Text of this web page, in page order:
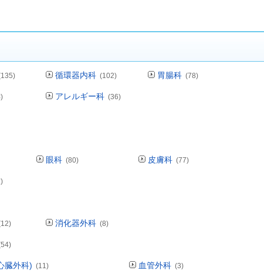
循環器内科 (102) 胃腸科 (78)
アレルギー科 (36)
眼科 (80) 皮膚科 (77)
消化器外科 (8)
臓外科) (11) 血管外科 (3)